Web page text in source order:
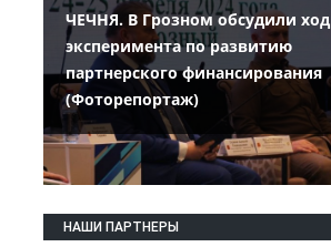
ЧЕЧНЯ. В Грозном обсудили ход
эксперимента по развитию
партнерского финансирования
(Фоторепортаж)
НАШИ ПАРТНЕРЫ